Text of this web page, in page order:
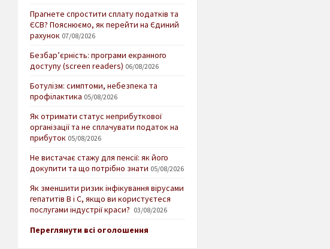
Прагнете спростити сплату податків та
ЄСВ? Пояснюємо, як перейти на Єдиний
рахунок 07/08/2026
Безбар’єрність: програми екранного
доступу (screen readers) 06/08/2026
Ботулізм: симптоми, небезпека та
профілактика 05/08/2026
Як отримати статус неприбуткової
організації та не сплачувати податок на
прибуток 05/08/2026
Не вистачає стажу для пенсії: як його
докупити та що потрібно знати 05/08/2026
Як зменшити ризик інфікування вірусами
гепатитів В і С, якщо ви користуєтеся
послугами індустрії краси? 03/08/2026
Переглянути всі оголошення